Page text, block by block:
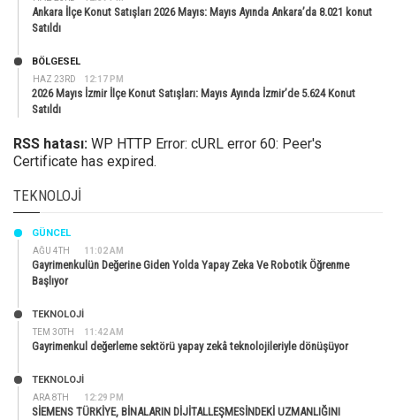
Ankara İlçe Konut Satışları 2026 Mayıs: Mayıs Ayında Ankara’da 8.021 konut
Satıldı
HAZ 23RD 12:17 PM
BÖLGESEL
2026 Mayıs İzmir İlçe Konut Satışları: Mayıs Ayında İzmir’de 5.624 Konut
Satıldı
RSS hatası: WP HTTP Error: cURL error 60: Peer's
Certificate has expired.
TEKNOLOJI
AĞU 4TH 11:02 AM
GÜNCEL
Gayrimenkulün Değerine Giden Yolda Yapay Zeka Ve Robotik Öğrenme
Başlıyor
TEM 30TH 11:42 AM
TEKNOLOJİ
Gayrimenkul değerleme sektörü yapay zekâ teknolojileriyle dönüşüyor
ARA 8TH 12:29 PM
TEKNOLOJİ
SİEMENS TÜRKİYE, BİNALARIN DİJİTALLEŞMESİNDEKİ UZMANLIĞINI